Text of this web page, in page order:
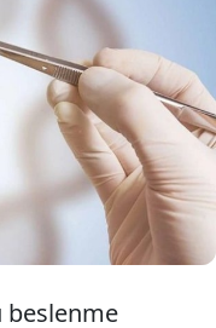
Bu Vitaminler Sağlık
yaş ilerledikçe
Bu kritik
anahtarı olan 6
beslenme